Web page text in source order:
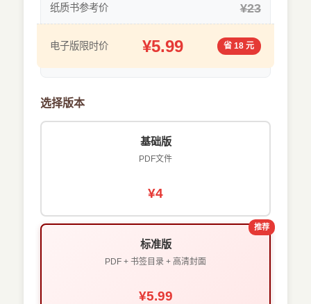
纸质书参考价 ¥23
电子版限时价 ¥5.99 省 18 元
选择版本
基础版
PDF文件
¥4
推荐
标准版
PDF + 书签目录 + 高清封面
¥5.99